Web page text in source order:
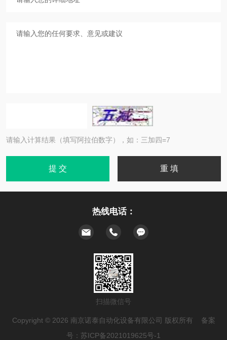
请输入计算结果（填写阿拉伯数字），如：三加四=7
热线电话：
扫描微信号
Copyright © 2026 南京诺泰自动化设备有限公司 版权所有 备案
号： 苏ICP备2021019625号-1